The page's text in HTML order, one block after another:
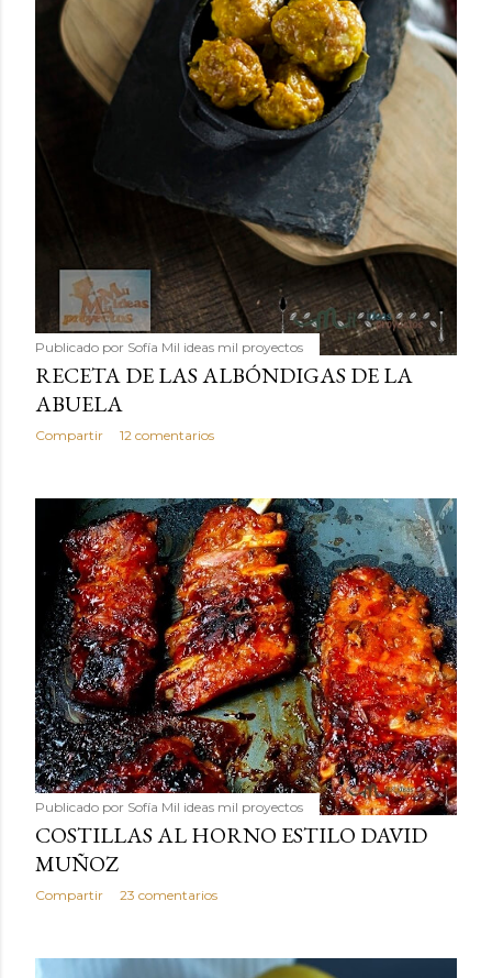
Publicado por Sofía Mil ideas mil proyectos
RECETA DE LAS ALBÓNDIGAS DE LA
ABUELA
Compartir 12 comentarios
Publicado por Sofía Mil ideas mil proyectos
COSTILLAS AL HORNO ESTILO DAVID
MUÑOZ
Compartir 23 comentarios